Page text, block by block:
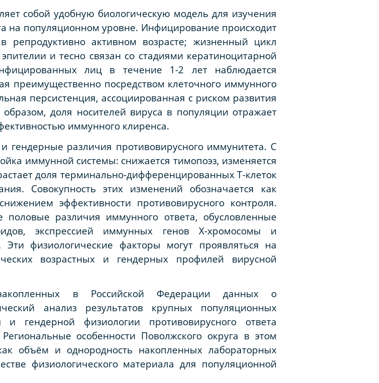
собой удобную биологическую модель для изучения
на популяционном уровне. Инфицирование происходит
репродуктивно активном возрасте; жизненный цикл
и тесно связан со стадиями кератиноцитарной
лиц в течение 1-2 лет наблюдается
преимущественно посредством клеточного иммунного
персистенция, ассоциированная с риском развития
доля носителей вируса в популяции отражает
иммунного клиренса.
гендерные различия противовирусного иммунитета. С
иммунной системы: снижается тимопоэз, изменяется
доля терминально-дифференцированных Т-клеток
Совокупность этих изменений обозначается как
эффективности противовирусного контроля.
различия иммунного ответа, обусловленные
экспрессией иммунных генов X-хромосомы и
физиологические факторы могут проявляться на
возрастных и гендерных профилей вирусной
в Российской Федерации данных о
анализ результатов крупных популяционных
гендерной физиологии противовирусного ответа
особенности Поволжского округа в этом
объём и однородность накопленных лабораторных
физиологического материала для популяционной